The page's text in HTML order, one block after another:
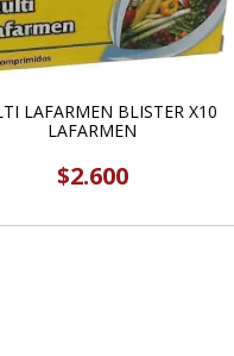
LAFARMEN BLISTER X10
LAFARMEN
$2.600